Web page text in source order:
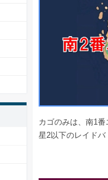
カゴのみは、南1番
星2以下のレイドバ